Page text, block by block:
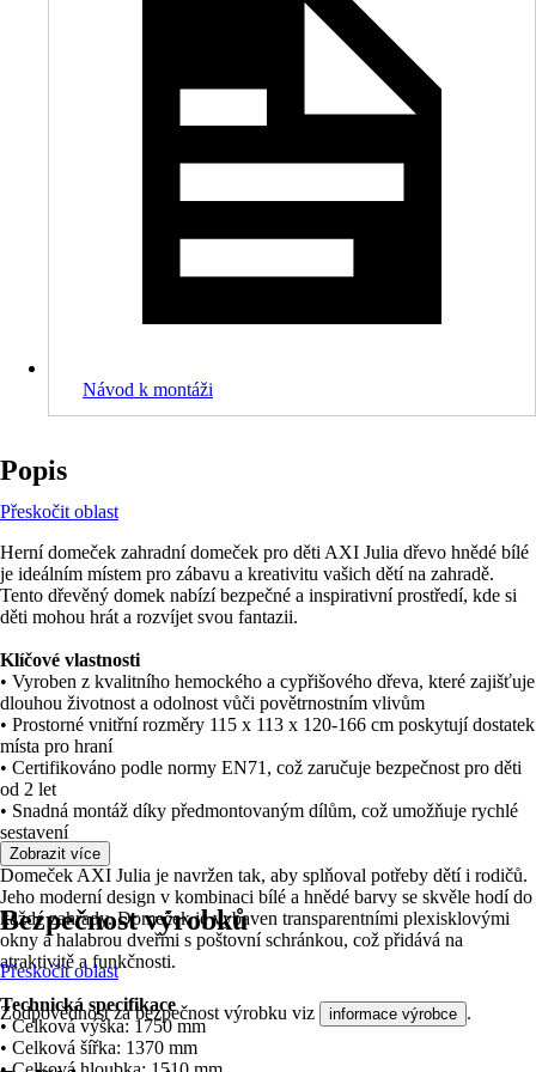
Návod k montáži
Popis
Přeskočit oblast
Herní domeček zahradní domeček pro děti AXI Julia dřevo hnědé bílé
je ideálním místem pro zábavu a kreativitu vašich dětí na zahradě.
Tento dřevěný domek nabízí bezpečné a inspirativní prostředí, kde si
děti mohou hrát a rozvíjet svou fantazii.
Klíčové vlastnosti
• Vyroben z kvalitního hemockého a cypřišového dřeva, které zajišťuje
dlouhou životnost a odolnost vůči povětrnostním vlivům
• Prostorné vnitřní rozměry 115 x 113 x 120-166 cm poskytují dostatek
místa pro hraní
• Certifikováno podle normy EN71, což zaručuje bezpečnost pro děti
od 2 let
• Snadná montáž díky předmontovaným dílům, což umožňuje rychlé
sestavení
Domeček AXI Julia je navržen tak, aby splňoval potřeby dětí i rodičů.
Jeho moderní design v kombinaci bílé a hnědé barvy se skvěle hodí do
každé zahrady. Domeček je vybaven transparentními plexisklovými
okny a halabrou dveřmi s poštovní schránkou, což přidává na
atraktivitě a funkčnosti.
Technická specifikace
• Celková výška: 1750 mm
• Celková šířka: 1370 mm
Zobrazit více
Bezpečnost výrobků
Přeskočit oblast
Zodpovědnost za bezpečnost výrobku viz informace výrobce .